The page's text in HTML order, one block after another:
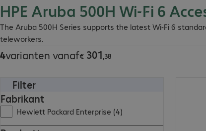
HPE Aruba 500H Wi-Fi 6
The Aruba 500H Series supports the latest Wi-Fi 6
teleworkers.
4varianten vanaf€ 301,38
€ 301,38
Filter
Fabrikant
Hewlett Packard Enterprise (4)